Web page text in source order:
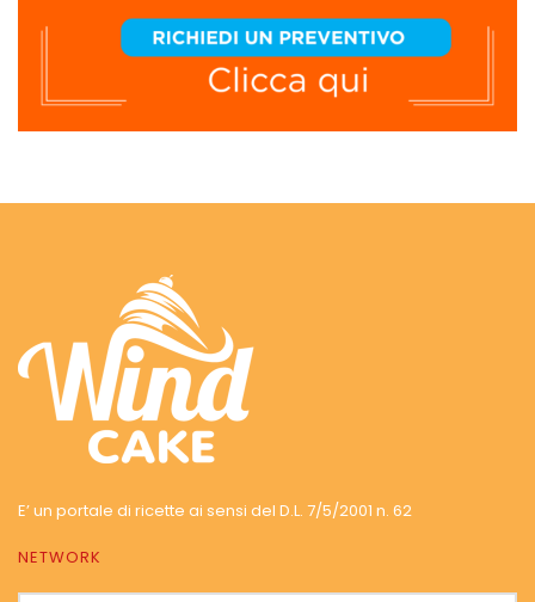
E’ un portale di ricette ai sensi del D.L. 7/5/2001 n. 62
NETWORK